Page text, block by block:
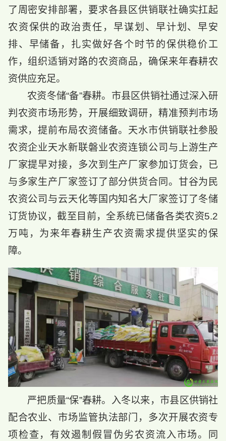
了周密安排部署，要求各县区供销联社确实扛起
农资保供的政治责任，早谋划、早计划、早安
排、早储备，扎实做好各个时节的保供稳价工
作，组织适销对路的农资商品，确保来年春耕农
资供应充足。
农资冬储“备”春耕。市县区供销社通过深入研
判农资市场形势，开展细致调研，精准预判市场
需求，提前布局农资储备。天水市供销联社参股
农资企业天水新联磐业农资连锁公司与上游生产
厂家提早对接，多次到生产厂家参加订货会，已
与多家生产厂家签订了部分供货合同。甘谷为民
农资公司与云天化等国内知名大厂家签订了冬储
订货协议，截至目前，全系统已储备各类农资5.2
万吨，为来年春耕生产农资需求提供坚实的保
障。
严把质量“保”春耕。入冬以来，市县区供销社
配合农业、市场监管执法部门，多次开展农资专
项检查，有效遏制假冒伪劣农资流入市场。同